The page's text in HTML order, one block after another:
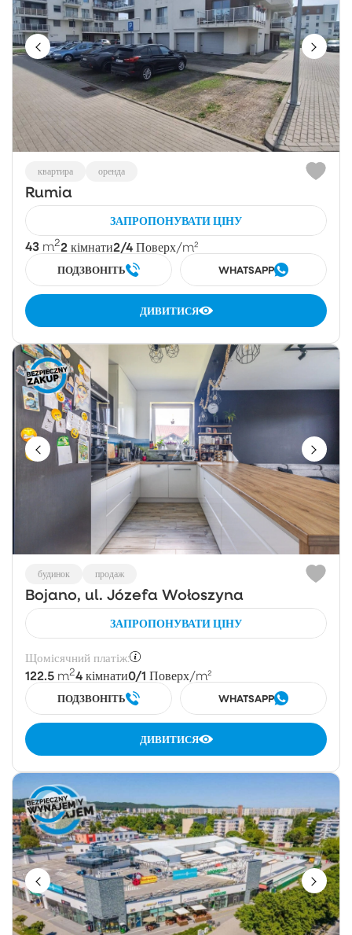
квартира оренда
Rumia
ЗАПРОПОНУВАТИ ЦІНУ
43 m22 кімнати2/4 Поверх/m²
ПОДЗВОНІТЬ WHATSAPP
ДИВИТИСЯ
будинок продаж
Bojano, ul. Józefa Wołoszyna
ЗАПРОПОНУВАТИ ЦІНУ
Щомісячний платіж:
122.5 m24 кімнати0/1 Поверх/m²
ПОДЗВОНІТЬ WHATSAPP
ДИВИТИСЯ